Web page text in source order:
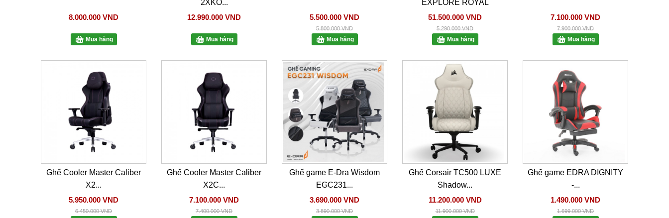
8.000.000 VND
Mua hàng
2XKO...
12.990.000 VND
Mua hàng
5.500.000 VND
5.800.000 VND
Mua hàng
EXPLORE ROYAL
51.500.000 VND
5.290.000 VND
Mua hàng
7.100.000 VND
7.900.000 VND
Mua hàng
Ghế Cooler Master Caliber
X2...
5.950.000 VND
6.450.000 VND
Ghế Cooler Master Caliber
X2C...
7.100.000 VND
7.400.000 VND
Ghế game E-Dra Wisdom
EGC231...
3.690.000 VND
3.890.000 VND
Ghế Corsair TC500 LUXE
Shadow...
11.200.000 VND
11.900.000 VND
Ghế game EDRA DIGNITY
-...
1.490.000 VND
1.699.000 VND